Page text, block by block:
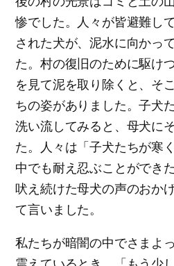
惨でした。人々が皆避難し
された犬が、泥水に向かっ
た。村の復旧のために駆け
を見て泥を取り除くと、そ
ちの姿がありました。子犬
洗い流してみると、母犬に
た。人々は「子犬たちが寒
中でも耐え忍ぶことができ
吠え続けた母犬の声のおか
て言いました。
私たちが暗闇の中でさまよ